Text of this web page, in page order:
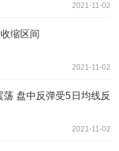
2021-11-02
缩区间
2021-11-02
盘中反弹受5日均线反
2021-11-02